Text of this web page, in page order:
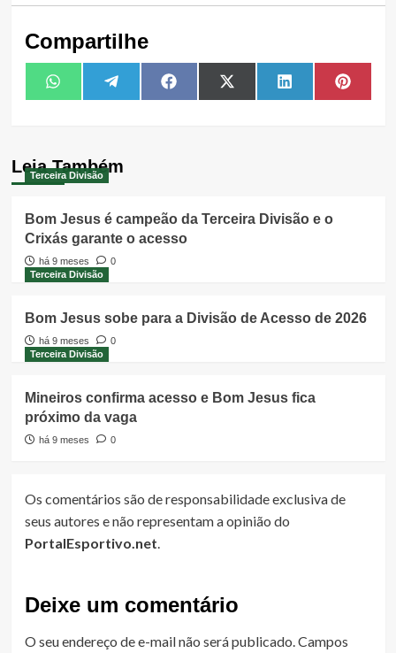
Compartilhe
Share
on
WhatsAppShare
on
TelegramShare
on
FacebookShare
on
X
(Twitter)
Share
on
LinkedIn Share
on
Leia Também
Terceira Divisão
Bom Jesus é campeão da Terceira Divisão e o
Crixás garante o acesso
há 9 meses
0
Terceira Divisão
Bom Jesus sobe para a Divisão de Acesso de 2026
há 9 meses
0
Terceira Divisão
Mineiros confirma acesso e Bom Jesus fica
próximo da vaga
há 9 meses 0
Os comentários são de responsabilidade exclusiva de
seus autores e não representam a opinião do
PortalEsportivo.net
Deixe um comentário
O seu endereço de e-mail não será publicado. Campos